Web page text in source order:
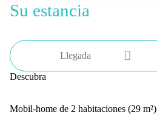
Mobil-home de 2 habitaciones (29
Su estancia
Descubra